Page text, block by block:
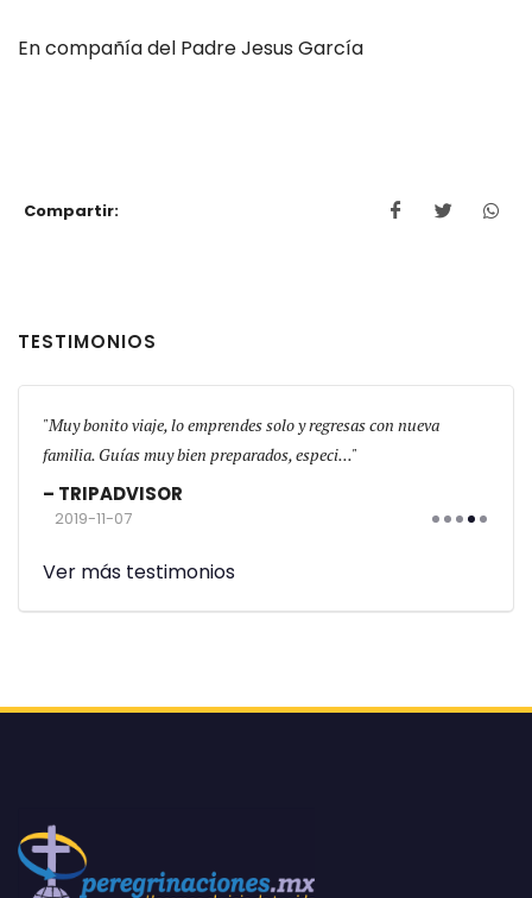
En compañía del Padre Jesus García
Compartir:
TESTIMONIOS
Muy bonito viaje, lo emprendes solo y regresas con nueva
familia. Guías muy bien preparados, especi...
TRIPADVISOR
2019-11-07
Ver más testimonios